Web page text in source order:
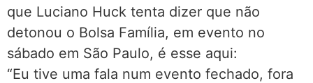
que Luciano Huck tenta dizer que não
detonou o Bolsa Família, em evento no
sábado em São Paulo, é esse aqui:
“Eu tive uma fala num evento fechado, fora